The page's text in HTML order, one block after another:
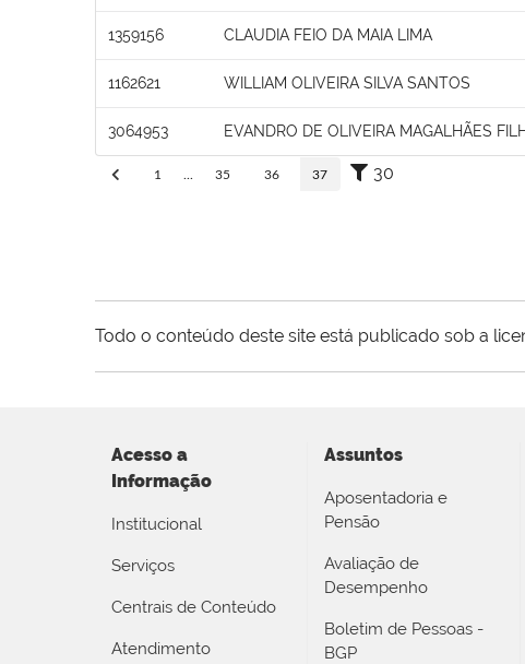
1359156 CLAUDIA FEIO DA MAIA LIMA
1162621 WILLIAM OLIVEIRA SILVA SANTOS
3064953 EVANDRO DE OLIVEIRA MAGALHÃES
1 35 36 37 30
Todo o conteúdo deste site está publicado sob a
Acesso a
Informação
Institucional
Serviços
Centrais de Conteúdo
Atendimento
Assuntos
Aposentadoria e
Pensão
Avaliação de
Desempenho
Boletim de Pessoas -
BGP